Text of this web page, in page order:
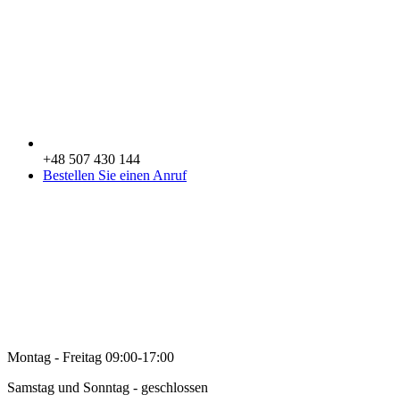
+48 507 430 144
Bestellen Sie einen Anruf
Montag - Freitag 09:00-17:00
Samstag und Sonntag - geschlossen